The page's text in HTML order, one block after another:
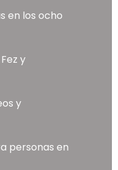
en los ocho
y
y
personas en